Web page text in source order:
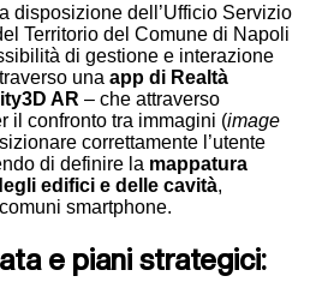
disposizione dell’Ufficio Servizio
Territorio del Comune di Napoli
di gestione e interazione
una app di Realtà
AR – che attraverso
il confronto tra immagini (image
correttamente l’utente
di definire la mappatura
edifici e delle cavità,
smartphone.
e piani strategici: